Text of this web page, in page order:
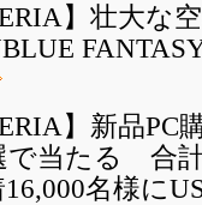
】壮大
】新品
で当たる 合
名様に